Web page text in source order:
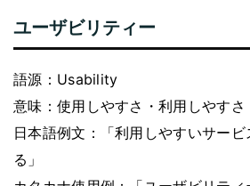
ユーザビリティー
語源：Usability
意味：使用しやすさ・利用しやすさ
日本語例文：「利用しやすいサー
る」